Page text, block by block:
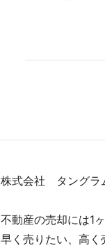
株式会社 タングラ
不動産の売却には1
早く売りたい、高く